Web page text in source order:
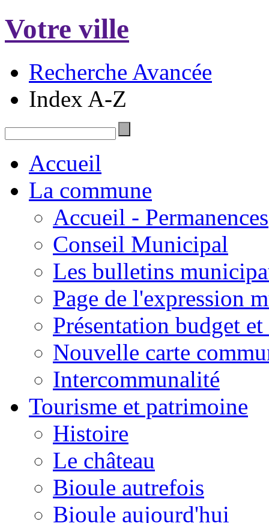
Votre ville
Recherche Avancée
Index A-Z
Accueil
La commune
Accueil - Permanences
Conseil Municipal
Les bulletins
Page de l'expression
Présentation budget
Nouvelle carte
Intercommunalité
Tourisme et patrimoine
Histoire
Le château
Bioule autrefois
Bioule aujourd'hui